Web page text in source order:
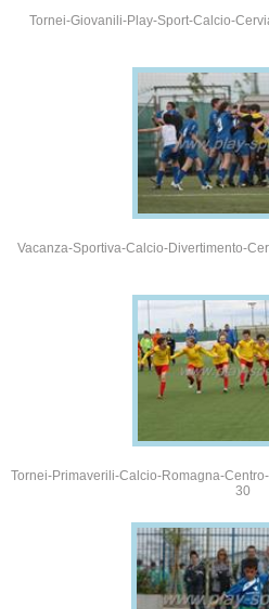
Tornei-Giovanili-Play-Sport-Calcio-
Vacanza-Sportiva-Calcio-Divertimento-
Tornei-Primaverili-Calcio-Romagna-
30